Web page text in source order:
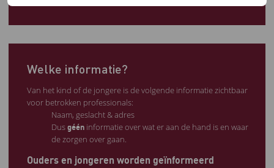
Welke informatie?
Van het kind of de jongere is de volgende informatie zichtbaar
voor betrokken professionals:
Naam, geslacht & adres
Dusgéén informatie over wat er aan de hand is en waar
de zorgen over gaan.
Ouders en jongeren worden geïnformeerd